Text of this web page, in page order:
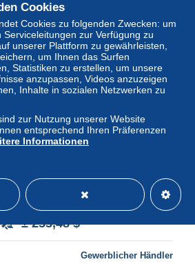
jaune foncé, variété centre doublé
bon centrage. SUP. R. (certificat)
Qual
± 253,48 $
Gewerblicher Händler
Cookies
Cookies zu folgenden Zwecken: um
zur Verfügung zu
unserer Plattform zu gewährleisten,
um Ihnen das Surfen
Statistiken zu erstellen, um unsere
anzupassen, Videos anzuzeigen
Inhalte in sozialen Netzwerken zu
zur Nutzung unserer Website
entsprechend Ihren Präferenzen
Informationen